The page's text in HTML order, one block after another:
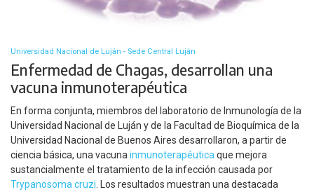
Universidad Nacional de Luján - Sede Central Luján
Enfermedad de Chagas, desarrollan una
vacuna inmunoterapéutica
En forma conjunta, miembros del laboratorio de Inmunología de la
Universidad Nacional de Luján y de la Facultad de Bioquímica de la
Universidad Nacional de Buenos Aires desarrollaron, a partir de
ciencia básica, una vacuna inmunoterapéutica que mejora
sustancialmente el tratamiento de la infección causada por
Trypanosoma cruzi . Los resultados muestran una destacada